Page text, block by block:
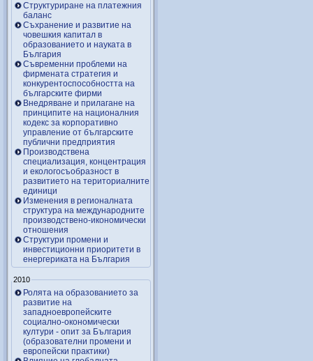
Структуриране на платежния
баланс
Съхранение и развитие на
човешкия капитал в
образованието и науката в
България
Съвременни проблеми на
фирмената стратегия и
конкурентоспособността на
българските фирми
Внедряване и прилагане на
принципите на националния
кодекс за корпоративно
управление от българските
публични предприятия
Производствена
специализация, концентрация
и екологосъобразност в
развитието на териториалните
единици
Изменения в регионалната
структура на международните
производствено-икономически
отношения
Структури промени и
инвестиционни приоритети в
енергериката на България
2010
Ролята на образованието за
развитие на
западноевропейските
социално-окономически
култури - опит за България
(образователни промени и
европейски практики)